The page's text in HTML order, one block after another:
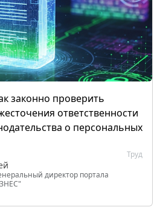
законно проверить
ответственности
о персональных
Труд
директор портала